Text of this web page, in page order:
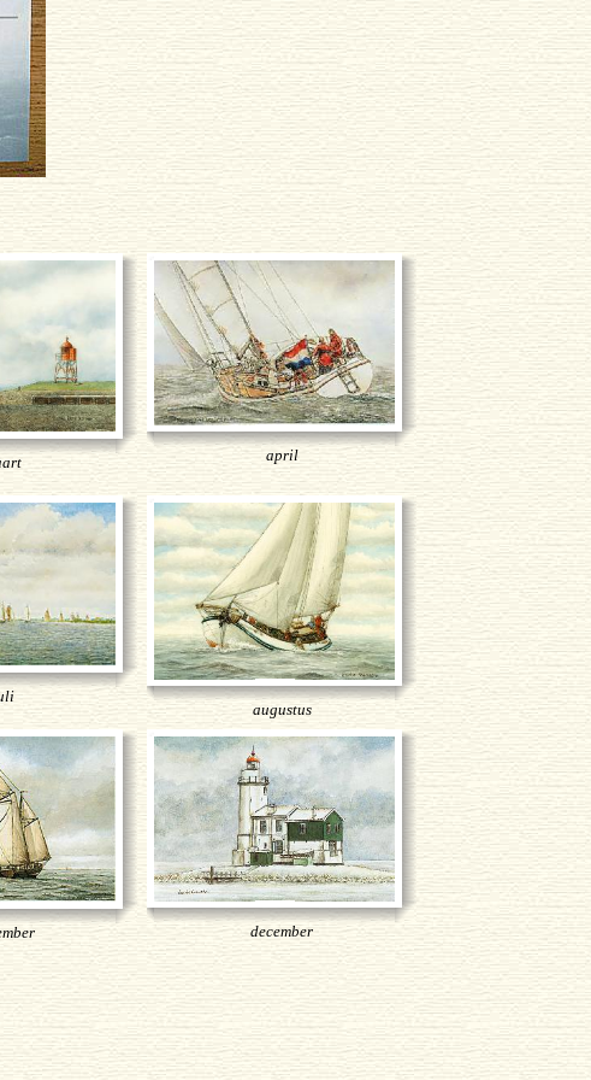
april
augustus
december